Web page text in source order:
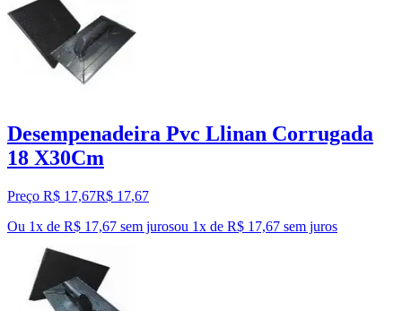
Desempenadeira Pvc Llinan Corrugada
18 X30Cm
Preço R$ 17,67R$ 17,67
Ou 1x de R$ 17,67 sem jurosou 1x de R$ 17,67 sem juros